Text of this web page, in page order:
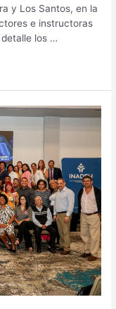
y Los Santos, en la
e instructoras
los …